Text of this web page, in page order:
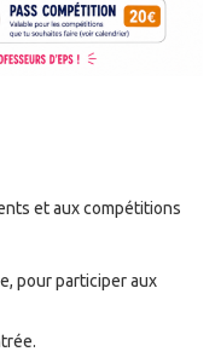
et aux compétitions
pour participer aux